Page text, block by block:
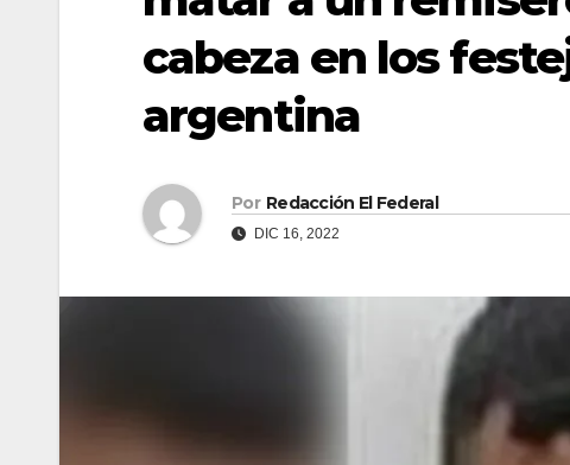
cabeza en los
argentina
Por Redacción El Federal
DIC 16, 2022